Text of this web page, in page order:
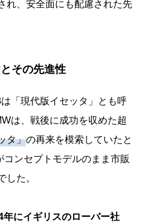
れ、安全面にも配慮された先
その先進性
「現代版イセッタ」とも呼
は、戦後に成功を収めた超
タ」の再来を模索していたと
ンセプトモデルのまま市販
した。
年にイギリスのローバー社